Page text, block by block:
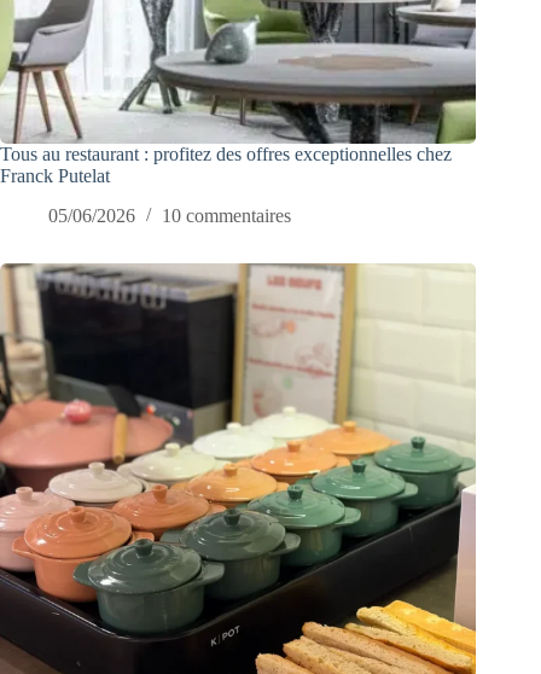
Tous au restaurant : profitez des offres exceptionnelles chez
Franck Putelat
05/06/2026
10 commentaires